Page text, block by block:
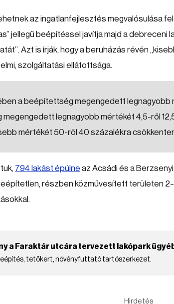
az ingatlanfejlesztés megvalósulása
jellegű beépítéssel javítja majd a debreceni
Azt is írják, hogy a beruházás révén
szolgáltatási ellátottsága.
a beépítettség megengedett legnagyobb
megengedett legnagyobb mértékét 4,5-ről
mértékét 50-ről 40 százalékra
794 lakást épülne az Acsádi és a
részben közművesített területen
a Faraktár utcára tervezett lakópark
tetőkert, növényfuttató tartószerkezet.
Hirdetés